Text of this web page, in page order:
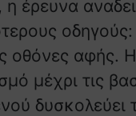
έρευνα
οθόνες αφής.
μέχρι τις
δυσκολεύει